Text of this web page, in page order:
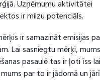
Uzņēmumu aktivitātei
ir milzu potenciāls.
ir samazināt emisijas
Lai sasniegtu mērķi,
pasaulē tas ir ļoti īss
par to ir jādomā un